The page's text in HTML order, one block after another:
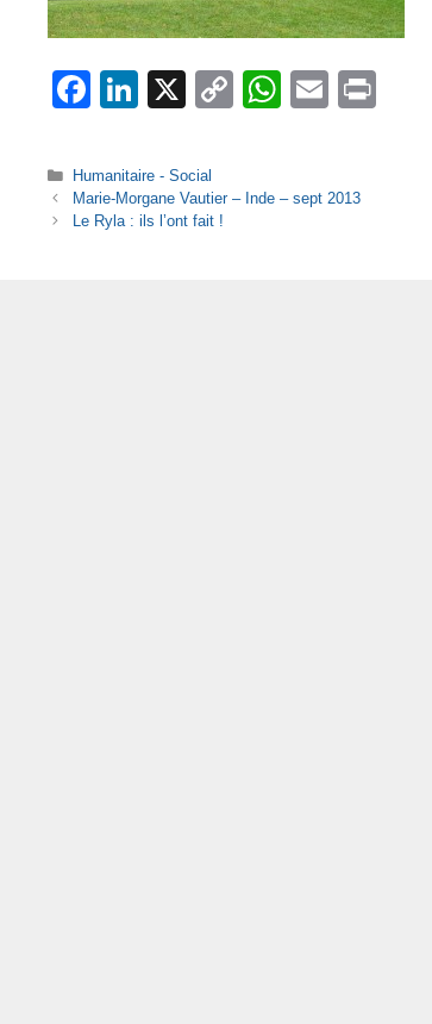
F
c
e
b
Li
k
e
X
C
y
W
s
E
Catégories
Humanitaire - Social
Marie-Morgane Vautier – Inde – sept 2013
Le Ryla : ils l’ont fait !